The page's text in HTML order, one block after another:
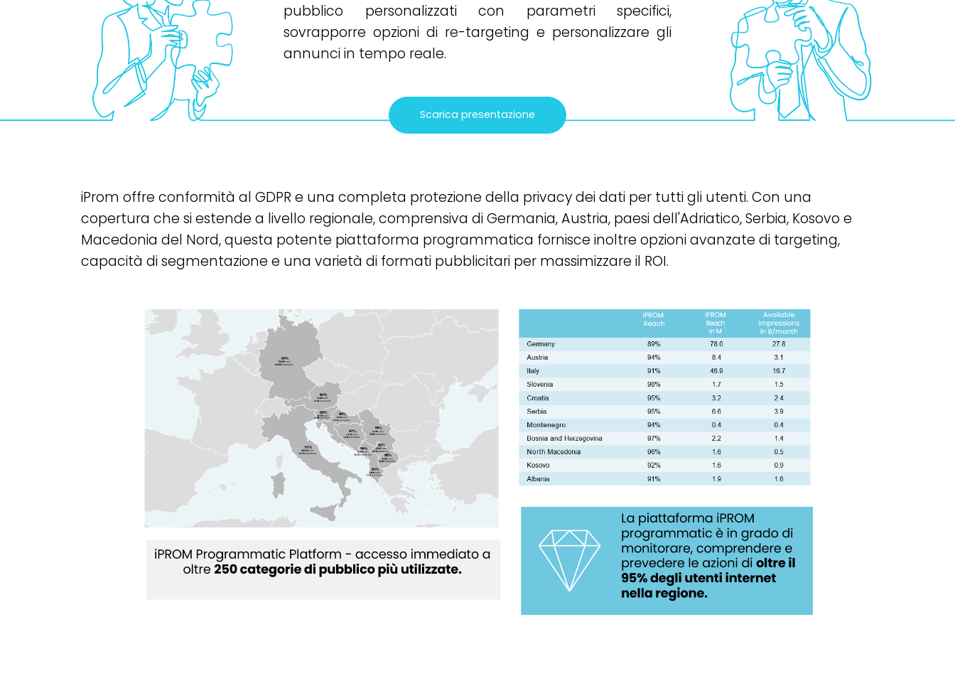
pubblico personalizzati con parametri specifici,
sovrapporre opzioni di re-targeting e personalizzare gli
annunci in tempo reale.
Scarica presentazione
iProm offre conformità al GDPR e una completa protezione della privacy dei dati per tutti gli utenti. Con una
copertura che si estende a livello regionale, comprensiva di Germania, Austria, paesi dell'Adriatico, Serbia, Kosovo e
Macedonia del Nord, questa potente piattaforma programmatica fornisce inoltre opzioni avanzate di targeting,
capacità di segmentazione e una varietà di formati pubblicitari per massimizzare il ROI.